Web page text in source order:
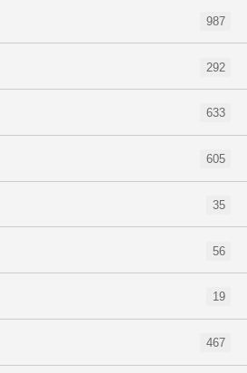
987
292
633
605
35
56
19
467